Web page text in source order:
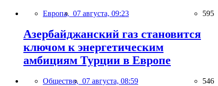
Европа, 07 августа, 09:23 595
Азербайджанский газ становится
ключом к энергетическим
амбициям Турции в Европе
Общество, 07 августа, 08:59 546